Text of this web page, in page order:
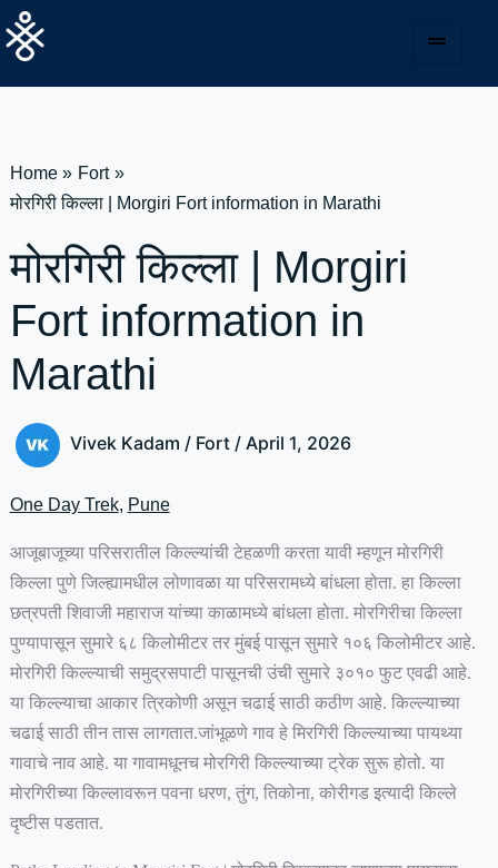
Skip
to
Home
Fort
मोरगिरी किल्ला | Morgiri Fort information in Marathi
मोरगिरी किल्ला | Morgiri
Fort information in
Marathi
Vivek Kadam / Fort/ April 1, 2026
One Day Trek, Pune
आजूबाजूच्या परिसरातील किल्ल्यांची टेहळणी करता यावी म्हणून मोरगिरी
किल्ला पुणे जिल्ह्यामधील लोणावळा या परिसरामध्ये बांधला होता. हा किल्ला
छत्रपती शिवाजी महाराज यांच्या काळामध्ये बांधला होता. मोरगिरीचा किल्ला
पुण्यापासून सुमारे ६८ किलोमीटर तर मुंबई पासून सुमारे १०६ किलोमीटर आहे.
मोरगिरी किल्ल्याची समुद्रसपाटी पासूनची उंची सुमारे ३०१० फुट एवढी आहे.
या किल्ल्याचा आकार त्रिकोणी असून चढाई साठी कठीण आहे. किल्ल्याच्या
चढाई साठी तीन तास लागतात.जांभूळणे गाव हे मिरगिरी किल्ल्याच्या पायथ्या
गावाचे नाव आहे. या गावामधूनच मोरगिरी किल्ल्याच्या ट्रेक सुरू होतो. या
मोरगिरीच्या किल्लावरून पवना धरण, तुंग, तिकोना, कोरीगड इत्यादी किल्ले
दृष्टीस पडतात.